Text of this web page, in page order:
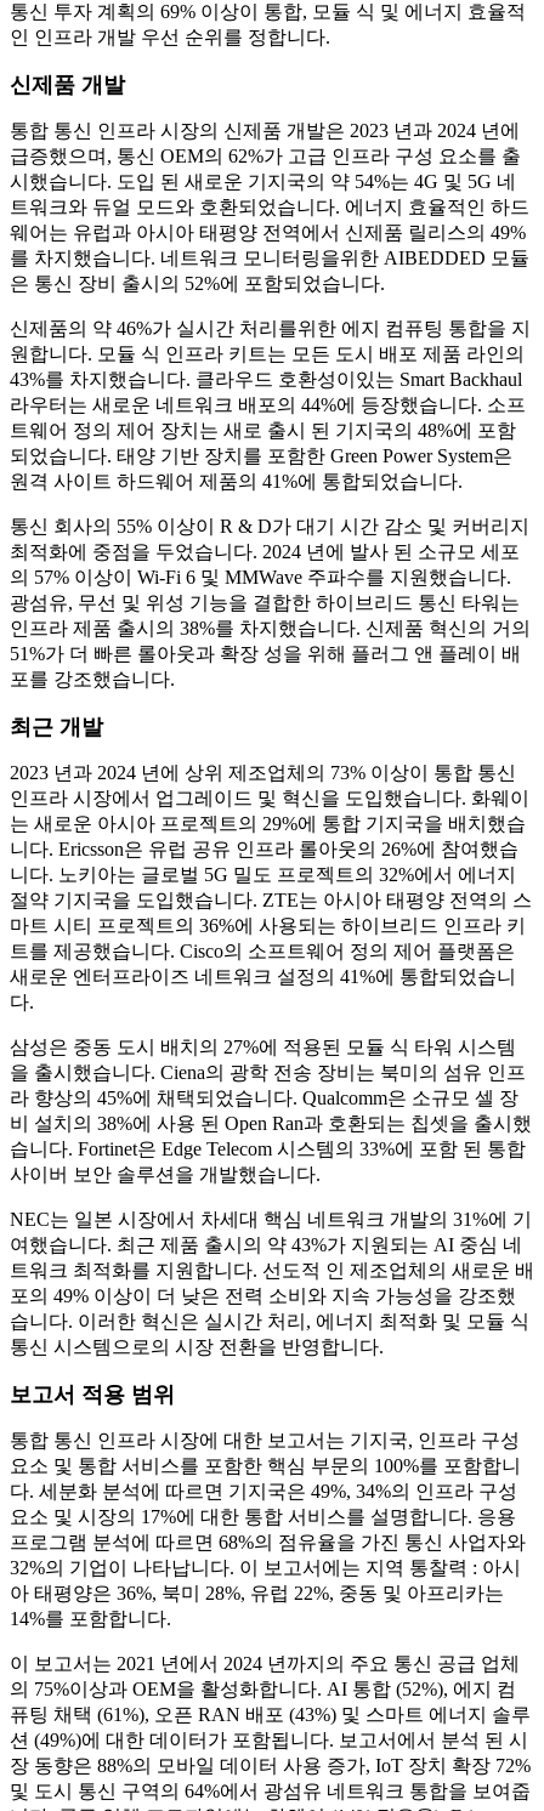
통신 투자 계획의 69% 이상이 통합, 모듈 식 및 에너지 효율적
인 인프라 개발 우선 순위를 정합니다.
신제품 개발
통합 통신 인프라 시장의 신제품 개발은 2023 년과 2024 년에
급증했으며, 통신 OEM의 62%가 고급 인프라 구성 요소를 출
시했습니다. 도입 된 새로운 기지국의 약 54%는 4G 및 5G 네
트워크와 듀얼 모드와 호환되었습니다. 에너지 효율적인 하드
웨어는 유럽과 아시아 태평양 전역에서 신제품 릴리스의 49%
를 차지했습니다. 네트워크 모니터링을위한 AIBEDDED 모듈
은 통신 장비 출시의 52%에 포함되었습니다.
신제품의 약 46%가 실시간 처리를위한 에지 컴퓨팅 통합을 지
원합니다. 모듈 식 인프라 키트는 모든 도시 배포 제품 라인의
43%를 차지했습니다. 클라우드 호환성이있는 Smart Backhaul
라우터는 새로운 네트워크 배포의 44%에 등장했습니다. 소프
트웨어 정의 제어 장치는 새로 출시 된 기지국의 48%에 포함
되었습니다. 태양 기반 장치를 포함한 Green Power System은
원격 사이트 하드웨어 제품의 41%에 통합되었습니다.
통신 회사의 55% 이상이 R & D가 대기 시간 감소 및 커버리지
최적화에 중점을 두었습니다. 2024 년에 발사 된 소규모 세포
의 57% 이상이 Wi-Fi 6 및 MMWave 주파수를 지원했습니다.
광섬유, 무선 및 위성 기능을 결합한 하이브리드 통신 타워는
인프라 제품 출시의 38%를 차지했습니다. 신제품 혁신의 거의
51%가 더 빠른 롤아웃과 확장 성을 위해 플러그 앤 플레이 배
포를 강조했습니다.
최근 개발
2023 년과 2024 년에 상위 제조업체의 73% 이상이 통합 통신
인프라 시장에서 업그레이드 및 혁신을 도입했습니다. 화웨이
는 새로운 아시아 프로젝트의 29%에 통합 기지국을 배치했습
니다. Ericsson은 유럽 공유 인프라 롤아웃의 26%에 참여했습
니다. 노키아는 글로벌 5G 밀도 프로젝트의 32%에서 에너지
절약 기지국을 도입했습니다. ZTE는 아시아 태평양 전역의 스
마트 시티 프로젝트의 36%에 사용되는 하이브리드 인프라 키
트를 제공했습니다. Cisco의 소프트웨어 정의 제어 플랫폼은
새로운 엔터프라이즈 네트워크 설정의 41%에 통합되었습니
다.
삼성은 중동 도시 배치의 27%에 적용된 모듈 식 타워 시스템
을 출시했습니다. Ciena의 광학 전송 장비는 북미의 섬유 인프
라 향상의 45%에 채택되었습니다. Qualcomm은 소규모 셀 장
비 설치의 38%에 사용 된 Open Ran과 호환되는 칩셋을 출시했
습니다. Fortinet은 Edge Telecom 시스템의 33%에 포함 된 통합
사이버 보안 솔루션을 개발했습니다.
NEC는 일본 시장에서 차세대 핵심 네트워크 개발의 31%에 기
여했습니다. 최근 제품 출시의 약 43%가 지원되는 AI 중심 네
트워크 최적화를 지원합니다. 선도적 인 제조업체의 새로운 배
포의 49% 이상이 더 낮은 전력 소비와 지속 가능성을 강조했
습니다. 이러한 혁신은 실시간 처리, 에너지 최적화 및 모듈 식
통신 시스템으로의 시장 전환을 반영합니다.
보고서 적용 범위
통합 통신 인프라 시장에 대한 보고서는 기지국, 인프라 구성
요소 및 통합 서비스를 포함한 핵심 부문의 100%를 포함합니
다. 세분화 분석에 따르면 기지국은 49%, 34%의 인프라 구성
요소 및 시장의 17%에 대한 통합 서비스를 설명합니다. 응용
프로그램 분석에 따르면 68%의 점유율을 가진 통신 사업자와
32%의 기업이 나타납니다. 이 보고서에는 지역 통찰력 : 아시
아 태평양은 36%, 북미 28%, 유럽 22%, 중동 및 아프리카는
14%를 포함합니다.
이 보고서는 2021 년에서 2024 년까지의 주요 통신 공급 업체
의 75%이상과 OEM을 활성화합니다. AI 통합 (52%), 에지 컴
퓨팅 채택 (61%), 오픈 RAN 배포 (43%) 및 스마트 에너지 솔루
션 (49%)에 대한 데이터가 포함됩니다. 보고서에서 분석 된 시
장 동향은 88%의 모바일 데이터 사용 증가, IoT 장치 확장 72%
및 도시 통신 구역의 64%에서 광섬유 네트워크 통합을 보여줍